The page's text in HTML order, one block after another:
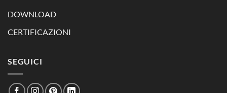
DOWNLOAD
CERTIFICAZIONI
SEGUICI